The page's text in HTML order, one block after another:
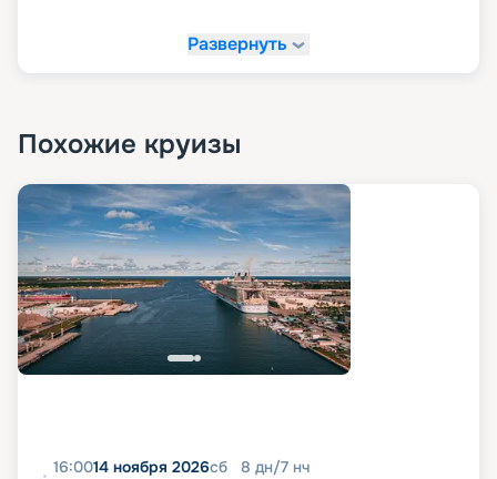
Развернуть
Похожие круизы
16:0014 ноября 2026сб 8 дн/7 нч